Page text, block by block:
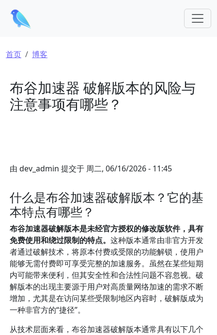
面包屑
首页 博客
布谷加速器 破解版本的风险与
注意事项有哪些？
由 dev_admin 提交于 周二, 06/16/2026 - 11:45
什么是布谷加速器破解版本？它的基
本特点有哪些？
布谷加速器破解版本是未经官方授权的修改版软件，具有
免费使用和绕过限制的特点。 这种版本通常由非官方开发
者通过破解技术，将原本付费或受限的功能解锁，使用户
能够无需付费即可享受完整的加速服务。虽然在某些短期
内可能带来便利，但其安全性和合法性问题不容忽视。破
解版本的出现主要源于用户对高质量网络加速的需求不断
增加，尤其是在访问某些受限制地区内容时，破解版成为
一种非官方的“捷径”。
从技术层面来看，布谷加速器破解版本通常具有以下几个